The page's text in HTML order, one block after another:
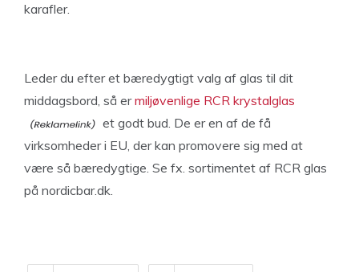
karafler.
Leder du efter et bæredygtigt valg af glas til dit
middagsbord, så ermiljøvenlige RCR krystalglas
et godt bud. De er en af de få
virksomheder i EU, der kan promovere sig med at
være så bæredygtige. Se fx. sortimentet af RCR glas
på nordicbar.dk.